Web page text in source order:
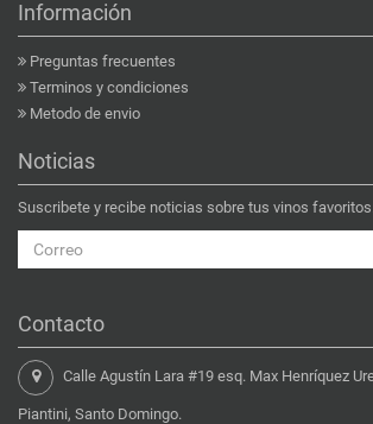
Información
Preguntas frecuentes
Terminos y condiciones
Metodo de envio
Noticias
Suscribete y recibe noticias sobre tus vinos favoritos.
Contacto
Calle Agustín Lara #19 esq. Max Henríquez
Piantini, Santo Domingo.